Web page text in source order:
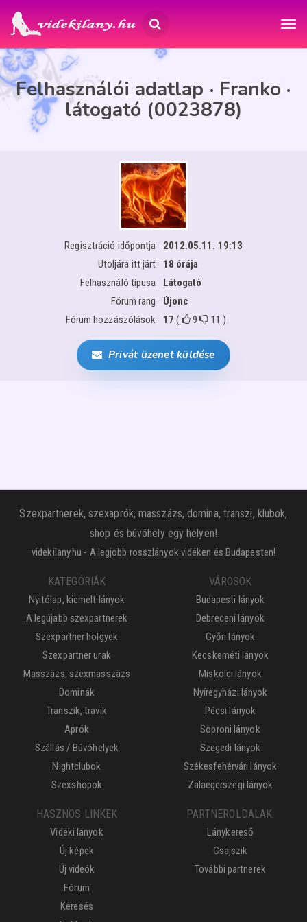
Felhasználói adatlap · Franko ·
látogató (0023878)
Regisztráció időpontja
2012.05.11. 19:13
Utoljára itt járt
18 órája
Felhasználó típusa
Látogató
Fórum rang
Újonc
Fórum hozzászólások
17 ( 9 11 )
Privát üzenet küldése
Szexpartnerek, szexaprók, masszázs, domina, transzi, klubok,
shop és búvóhely egy helyen!
videkilany.hu - A legjobb rosszlányok vidéken és Budapesten!
KATEGÓRIÁK
Nyitólap, kiemelt lányok
A legújabb szexpartnerek
Szexpartner hölgyek
Szexpartner urak
Masszázs, szexmasszázs
Dominák
Transzik, travik
Aprók
Szállás / Búvóhelyek
Nightclubok
Szexshopok
VÁROSOK
Budapesti lányok
Debreceni lányok
Győri lányok
Kecskeméti lányok
Miskolci lányok
Nyíregyházi lányok
Pécsi lányok
Soproni lányok
Szegedi lányok
Székesfehérvári lányok
Zalaegerszegi lányok
HASZNOS LINKEK
Vidéki lányok
Új képek
Új videók
Fórum
Keresés
PARTNEROLDALAK:
Lánykereső
Csajszik
További partnerek